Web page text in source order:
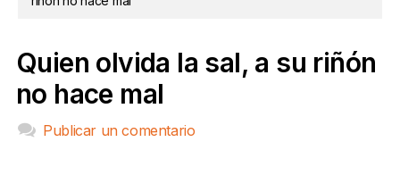
Quien olvida la sal, a su riñón
no hace mal
Publicar un comentario